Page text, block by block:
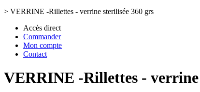
> VERRINE -Rillettes - verrine sterilisée 360 grs
Accès direct
Commander
Mon compte
Contact
VERRINE -Rillettes - verrine